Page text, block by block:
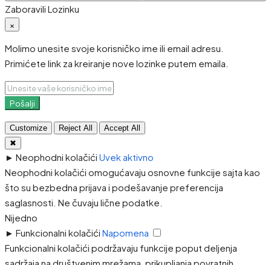
Zaboravili Lozinku
×
Molimo unesite svoje korisničko ime ili email adresu.
Primićete link za kreiranje nove lozinke putem emaila.
Pošalji
Customize Reject All
Accept All
✖
► Neophodni kolačići Uvek aktivno
Neophodni kolačići omogućavaju osnovne funkcije sajta kao
što su bezbedna prijava i podešavanje preferencija
saglasnosti. Ne čuvaju lične podatke.
Nijedno
► Funkcionalni kolačići Napomena
Funkcionalni kolačići podržavaju funkcije poput deljenja